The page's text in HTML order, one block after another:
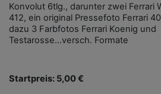
Konvolut 6tlg., darunter zwei Ferrari
412, ein original Pressefoto Ferrari
dazu 3 Farbfotos Ferrari Koenig und
Testarosse...versch. Formate
Startpreis: 5,00 €